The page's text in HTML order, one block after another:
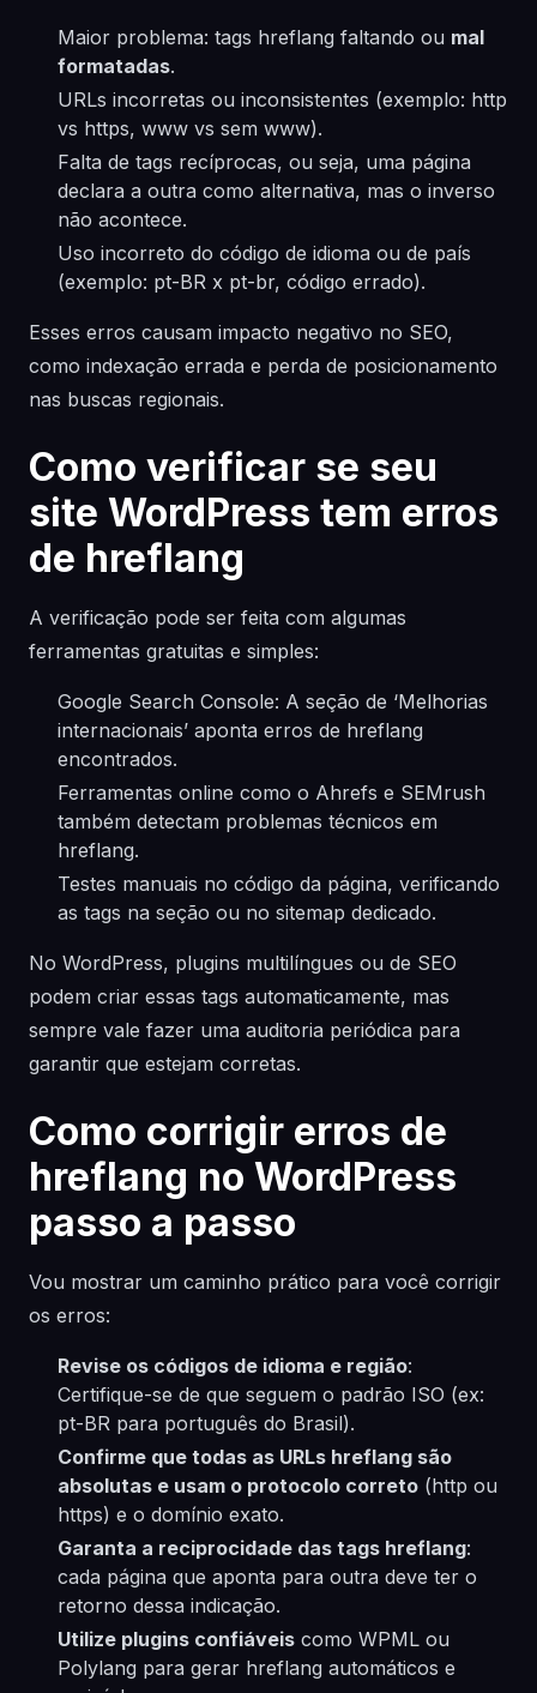
Maior problema: tags hreflang faltando ou mal
formatadas.
URLs incorretas ou inconsistentes (exemplo: http
vs https, www vs sem www).
Falta de tags recíprocas, ou seja, uma página
declara a outra como alternativa, mas o inverso
não acontece.
Uso incorreto do código de idioma ou de país
(exemplo: pt-BR x pt-br, código errado).
Esses erros causam impacto negativo no SEO,
como indexação errada e perda de posicionamento
nas buscas regionais.
Como verificar se seu
site WordPress tem erros
de hreflang
A verificação pode ser feita com algumas
ferramentas gratuitas e simples:
Google Search Console: A seção de ‘Melhorias
internacionais’ aponta erros de hreflang
encontrados.
Ferramentas online como o Ahrefs e SEMrush
também detectam problemas técnicos em
hreflang.
Testes manuais no código da página, verificando
as tags na seção ou no sitemap dedicado.
No WordPress, plugins multilíngues ou de SEO
podem criar essas tags automaticamente, mas
sempre vale fazer uma auditoria periódica para
garantir que estejam corretas.
Como corrigir erros de
hreflang no WordPress
passo a passo
Vou mostrar um caminho prático para você corrigir
os erros:
Revise os códigos de idioma e região:
Certifique-se de que seguem o padrão ISO (ex:
pt-BR para português do Brasil).
Confirme que todas as URLs hreflang são
absolutas e usam o protocolo correto (http ou
https) e o domínio exato.
Garanta a reciprocidade das tags hreflang:
cada página que aponta para outra deve ter o
retorno dessa indicação.
Utilize plugins confiáveis como WPML ou
Polylang para gerar hreflang automáticos e